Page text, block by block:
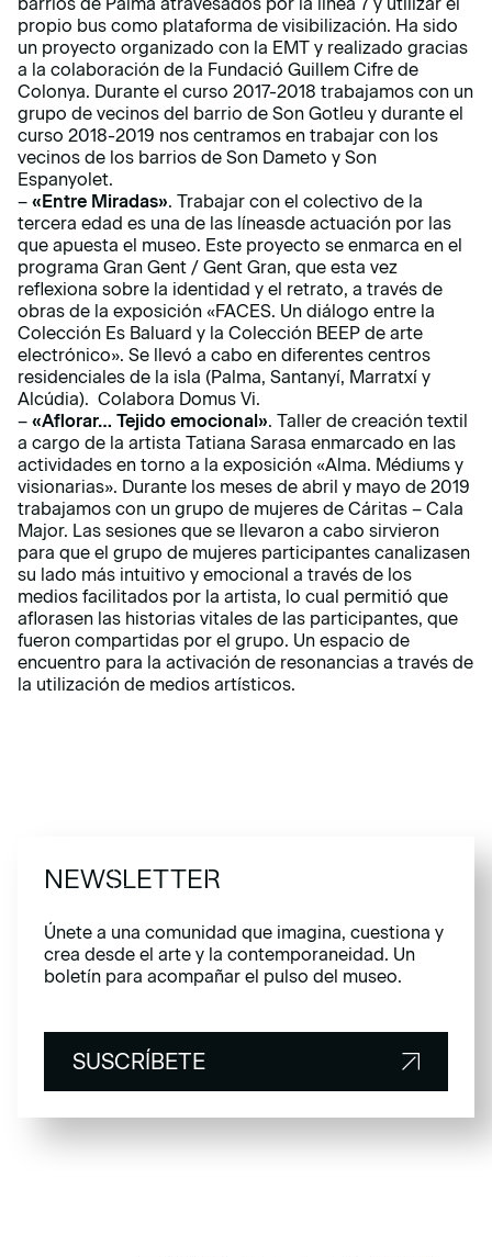
barrios de Palma atravesados ​​por la línea 7 y utilizar el
propio bus como plataforma de visibilización. Ha sido
un proyecto organizado con la EMT y realizado gracias
a la colaboración de la Fundació Guillem Cifre de
Colonya. Durante el curso 2017-2018 trabajamos con un
grupo de vecinos del barrio de Son Gotleu y durante el
curso 2018-2019 nos centramos en trabajar con los
vecinos de los barrios de Son Dameto y Son
Espanyolet.
– « Entre Miradas». Trabajar con el colectivo de la
tercera edad es una de las líneasde actuación por las
que apuesta el museo. Este proyecto se enmarca en el
programa Gran Gent / Gent Gran, que esta vez
reflexiona sobre la identidad y el retrato, a través de
obras de la exposición «FACES. Un diálogo entre la
Colección Es Baluard y la Colección BEEP de arte
electrónico». Se llevó a cabo en diferentes centros
residenciales de la isla (Palma, Santanyí, Marratxí y
Alcúdia). Colabora Domus Vi.
– «Aflorar… Tejido emocional». Taller de creación textil
a cargo de la artista Tatiana Sarasa enmarcado en las
actividades en torno a la exposición «Alma. Médiums y
visionarias». Durante los meses de abril y mayo de 2019
trabajamos con un grupo de mujeres de Cáritas – Cala
Major. Las sesiones que se llevaron a cabo sirvieron
para que el grupo de mujeres participantes canalizasen
su lado más intuitivo y emocional a través de los
medios facilitados por la artista, lo cual permitió que
aflorasen las historias vitales de las participantes, que
fueron compartidas por el grupo. Un espacio de
encuentro para la activación de resonancias a través de
la utilización de medios artísticos.
NEWSLETTER
Únete a una comunidad que imagina, cuestiona y
crea desde el arte y la contemporaneidad. Un
boletín para acompañar el pulso del museo.
SUSCRÍBETE
SUSCRÍBETE